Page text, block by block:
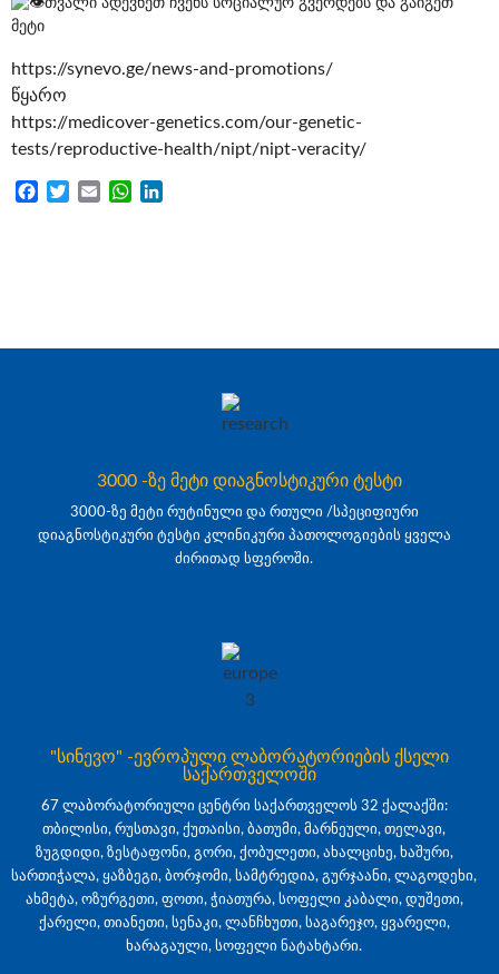
თვალი ადევნეთ ჩვენს სოციალურ გვერდებს და გაიგეთ
მეტი
https://synevo.ge/news-and-promotions/
წყარო
https://medicover-genetics.com/our-genetic-
tests/reproductive-health/nipt/nipt-veracity/
FacebookTwitter
Email WhatsApp
3000 -ზე მეტი დიაგნოსტიკური ტესტი
3000-ზე მეტი რუტინული და რთული /სპეციფიური
დიაგნოსტიკური ტესტი კლინიკური პათოლოგიების ყველა
ძირითად სფეროში.
"სინევო" -ევროპული ლაბორატორიების ქსელი
საქართველოში
67 ლაბორატორიული ცენტრი საქართველოს 32 ქალაქში:
თბილისი, რუსთავი, ქუთაისი, ბათუმი, მარნეული, თელავი,
ზუგდიდი, ზესტაფონი, გორი, ქობულეთი, ახალციხე, ხაშური,
სართიჭალა, ყაზბეგი, ბორჯომი, სამტრედია, გურჯაანი, ლაგოდეხი,
ახმეტა, ოზურგეთი, ფოთი, ჭიათურა, სოფელი კაბალი, დუშეთი,
ქარელი, თიანეთი, სენაკი, ლანჩხუთი, საგარეჯო, ყვარელი,
ხარაგაული, სოფელი ნატახტარი.